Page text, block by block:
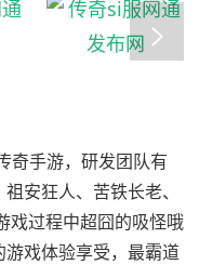
奇手游，研发团队有
安狂人、苦铁长老、
戏过程中超囧的吸怪哦
戏体验享受，最霸道